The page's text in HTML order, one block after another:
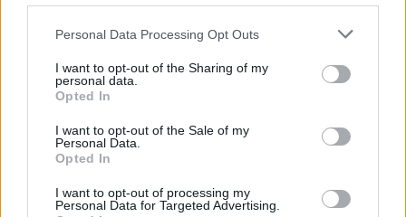
Personal Data Processing Opt Outs
I want to opt-out of the Sharing of my
personal data.
Opted In
I want to opt-out of the Sale of my
Personal Data.
Opted In
I want to opt-out of processing my
Personal Data for Targeted Advertising.
áttörésre
Elektromos
Smart #2 – kiderült az ár és a